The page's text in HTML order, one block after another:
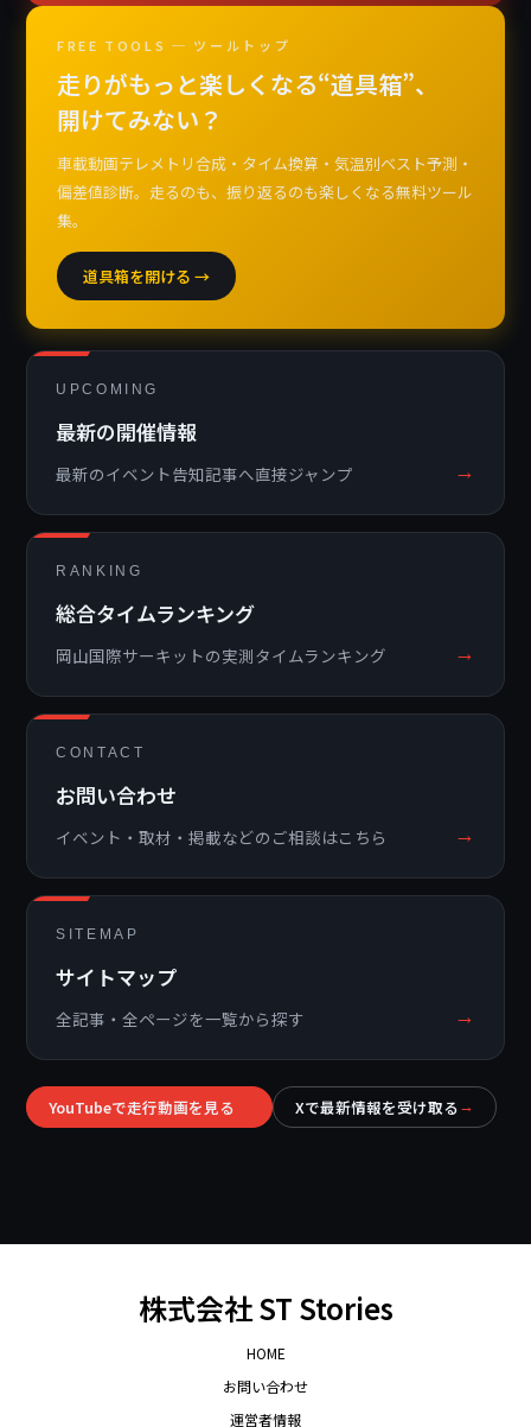
FREE TOOLS ─ ツールトップ
走りがもっと楽しくなる“道具箱”、
開けてみない？
車載動画テレメトリ合成・タイム換算・気温別ベスト予測・
偏差値診断。走るのも、振り返るのも楽しくなる無料ツール
集。
道具箱を開ける →
UPCOMING
最新の開催情報
最新のイベント告知記事へ直接ジャンプ →
RANKING
総合タイムランキング
岡山国際サーキットの実測タイムランキング →
CONTACT
お問い合わせ
イベント・取材・掲載などのご相談はこちら →
SITEMAP
サイトマップ
全記事・全ページを一覧から探す →
YouTubeで走行動画を見る Xで最新情報を受け取る →
株式会社 ST Stories
HOME
お問い合わせ
運営者情報